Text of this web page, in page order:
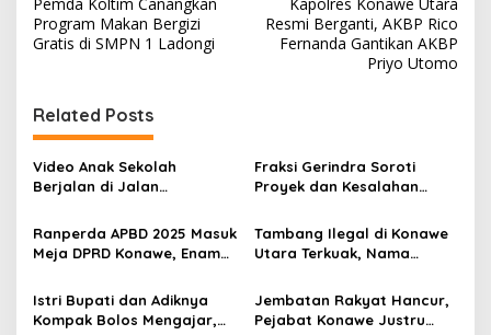
a
v
g
a
s
i
p
o
s
Program Makan Bergizi
Gratis di SMPN 1 Ladongi
Resmi Berganti, AKBP Rico
Fernanda Gantikan AKBP
Priyo Utomo
Related Posts
Video Anak Sekolah
Berjalan di Jalan
Bupati, Yusran Akbar
Langsung Instruksikan
PUPR Turun
Fraksi Gerindra Soroti
Proyek dan Kesalahan
Konawe Akui Kekeliruan
Kodefikasi APBD 2025
Ranperda APBD 2025 Masuk
Meja DPRD Konawe, Enam
Persetujuan Awal
Tambang Ilegal di Konawe
Utara Terkuak, Nama
Muncul di Daftar Saham
Istri Bupati dan Adiknya
Kompak Bolos Mengajar,
Jembatan Rakyat Hancur,
Pejabat Konawe Justru